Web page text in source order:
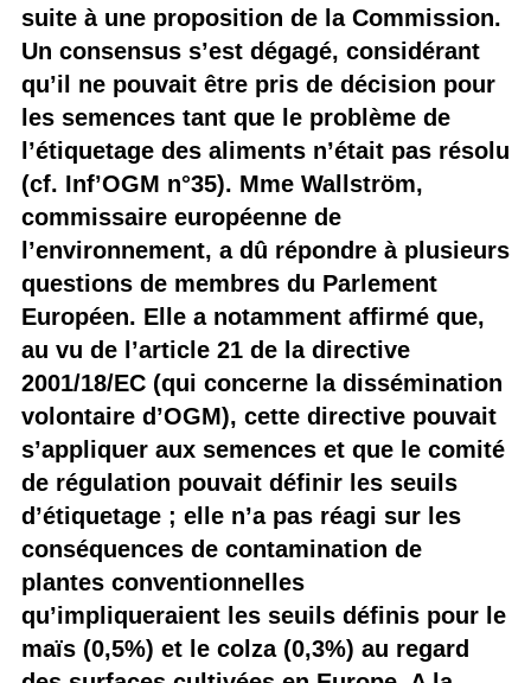
suite à une proposition de la Commission.
Un consensus s’est dégagé, considérant
qu’il ne pouvait être pris de décision pour
les semences tant que le problème de
l’étiquetage des aliments n’était pas résolu
(cf. Inf’OGM n°35). Mme Wallström,
commissaire européenne de
l’environnement, a dû répondre à plusieurs
questions de membres du Parlement
Européen. Elle a notamment affirmé que,
au vu de l’article 21 de la directive
2001/18/EC (qui concerne la dissémination
volontaire d’OGM), cette directive pouvait
s’appliquer aux semences et que le comité
de régulation pouvait définir les seuils
d’étiquetage ; elle n’a pas réagi sur les
conséquences de contamination de
plantes conventionnelles
qu’impliqueraient les seuils définis pour le
maïs (0,5%) et le colza (0,3%) au regard